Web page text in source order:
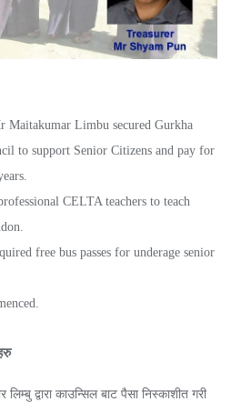
Maitakumar Limbu secured Gurkha
to support Senior Citizens and pay for
CELTA teachers to teach
free bus passes for underage senior
द्वारा काउन्सिल बाट पैसा निस्काशीत गरी